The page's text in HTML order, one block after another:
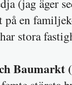
(jag äger
en
stora
Baumarkt